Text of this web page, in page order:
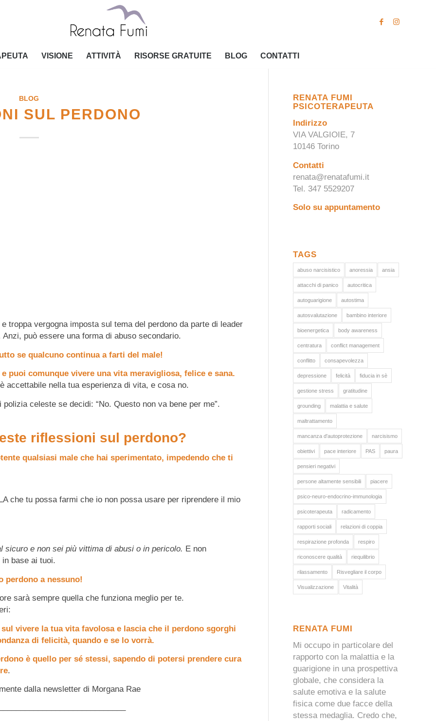
VISIONE ATTIVITÀ RISORSE GRATUITE BLOG CONTATTI
BLOG
SUL PERDONO
troppa vergogna imposta sul tema del perdono da parte di leader
può essere una forma di abuso secondario.
se qualcuno continua a farti del male!
puoi comunque vivere una vita meravigliosa, felice e sana.
accettabile nella tua esperienza di vita, e cosa no.
celeste se decidi: “No. Questo non va bene per me”.
riflessioni sul perdono?
qualsiasi male che hai sperimentato, impedendo che ti
che tu possa farmi che io non possa usare per riprendere il mio
sicuro e non sei più vittima di abusi o in pericolo. E non
base ai tuoi.
perdono a nessuno!
sarà sempre quella che funziona meglio per te.
vivere la tua vita favolosa e lascia che il perdono sgorghi
di felicità, quando e se lo vorrà.
è quello per sé stessi, sapendo di potersi prendere cura
.
dalla newsletter di Morgana Rae
RENATA FUMI
PSICOTERAPEUTA
Indirizzo
VIA VALGIOIE, 7
10146 Torino
Contatti
renata@renatafumi.it
Tel. 347 5529207
Solo su appuntamento
TAGS
abuso narcisistico anoressia ansia
attacchi di panico autocritica
autoguarigione autostima
autosvalutazione bambino interiore
bioenergetica body awareness
centratura conflict management
conflitto consapevolezza
depressione felicità fiducia in sè
gestione stress gratitudine
grounding malattia e salute
maltrattamento
mancanza d'autoprotezione narcisismo
obiettivi pace interiore PAS paura
pensieri negativi
persone altamente sensibili piacere
psico-neuro-endocrino-immunologia
psicoterapeuta radicamento
rapporti sociali relazioni di coppia
respirazione profonda respiro
riconoscere qualità riequilibrio
rilassamento Risvegliare il corpo
Visualizzazione Vitalità
RENATA FUMI
Mi occupo in particolare del
rapporto con la malattia e la
guarigione in una prospettiva
globale, che considera la
salute emotiva e la salute
fisica come due facce della
stessa medaglia. Credo che,